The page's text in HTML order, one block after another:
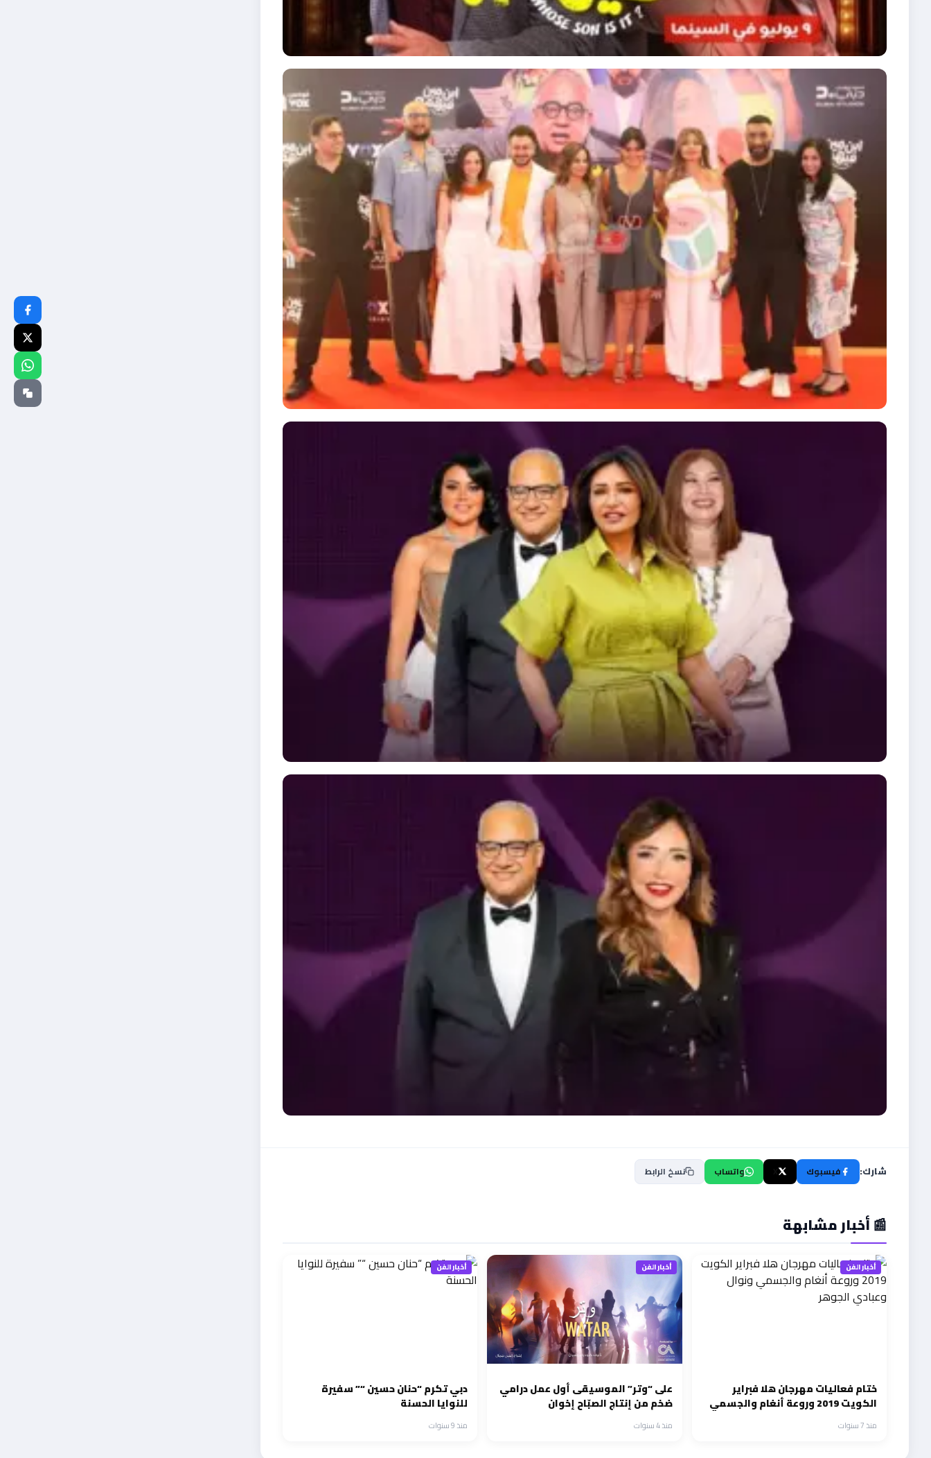
شارك: فيسبوك واتساب نسخ الرابط
📰 أخبار مشابهة
أخبار الفن
ختام فعاليات مهرجان هلا فبراير
الكويت 2019 وروعة أنغام والجسمي
منذ 7 سنوات
أخبار الفن
‎على “وتر” الموسيقى أول عمل درامي
ضخم من إنتاج الصبّاح إخوان
منذ 4 سنوات
أخبار الفن
دبي تكرم “حنان حسين “” سفيرة
للنوايا الحسنة
منذ 9 سنوات